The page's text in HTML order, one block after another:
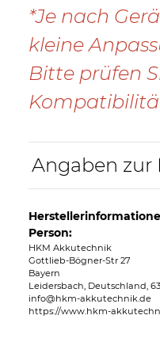
*Je nach
kleine
Bitte prüfen
Angaben zur
Person:
HKM Akkutechnik
Gottlieb-Bögner-Str 27
Bayern
Leidersbach, Deutschland,
info@hkm-akkutechnik.de
https://www.hkm-